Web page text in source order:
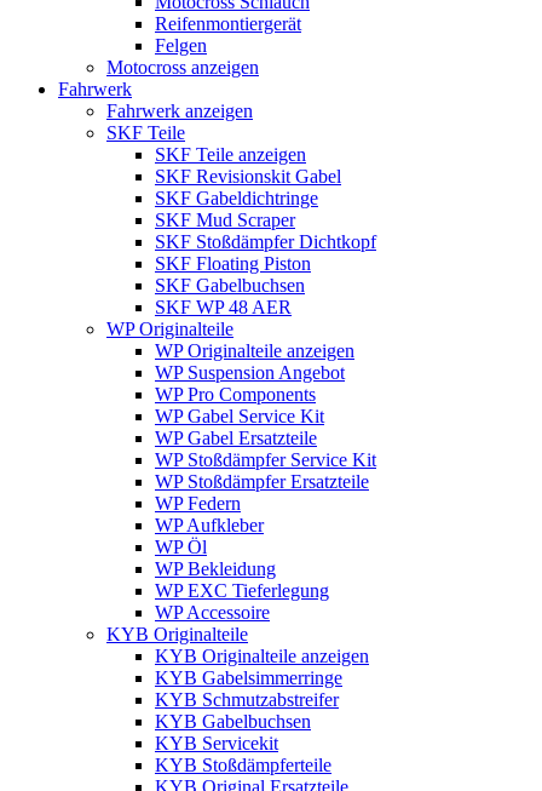
Reifenmontiergerät
Felgen
Motocross anzeigen
Fahrwerk
Fahrwerk anzeigen
SKF Teile
SKF Teile anzeigen
SKF Revisionskit Gabel
SKF Gabeldichtringe
SKF Mud Scraper
SKF Stoßdämpfer Dichtkopf
SKF Floating Piston
SKF Gabelbuchsen
SKF WP 48 AER
WP Originalteile
WP Originalteile anzeigen
WP Suspension Angebot
WP Pro Components
WP Gabel Service Kit
WP Gabel Ersatzteile
WP Stoßdämpfer Service Kit
WP Stoßdämpfer Ersatzteile
WP Federn
WP Aufkleber
WP Öl
WP Bekleidung
WP EXC Tieferlegung
WP Accessoire
KYB Originalteile
KYB Originalteile anzeigen
KYB Gabelsimmerringe
KYB Schmutzabstreifer
KYB Gabelbuchsen
KYB Servicekit
KYB Stoßdämpferteile
KYB Original Ersatzteile